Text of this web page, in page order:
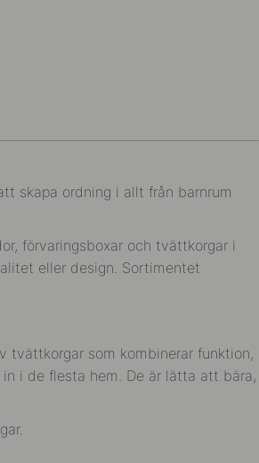
skapa ordning i allt från barnrum
förvaringsboxar och tvättkorgar i
eller design. Sortimentet
tvättkorgar som kombinerar funktion,
i de flesta hem. De är lätta att bära,